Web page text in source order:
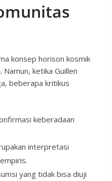
konsep horison kosmik
ketika Guillen
beberapa kritikus
keberadaan
interpretasi
yang tidak bisa diuji